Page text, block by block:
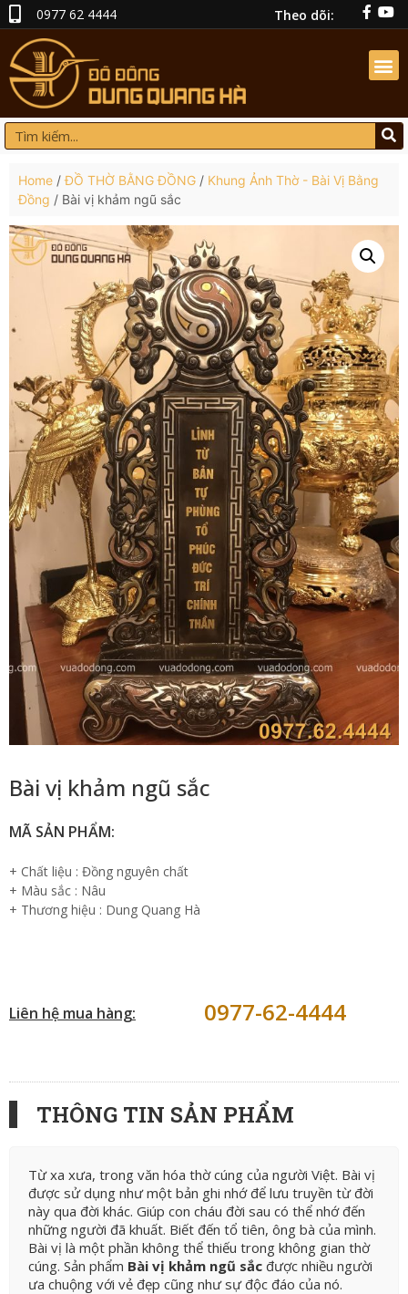
0977 62 4444 Theo dõi:
Home /ĐỒ THỜ BẰNG ĐỒNG / Khung Ảnh Thờ - Bài Vị Bằng
Đồng / Bài vị khảm ngũ sắc
Bài vị khảm ngũ sắc
MÃ SẢN PHẨM:
+ Chất liệu : Đồng nguyên chất
+ Màu sắc : Nâu
+ Thương hiệu : Dung Quang Hà
Liên hệ mua hàng: 0977-62-4444
THÔNG TIN SẢN PHẨM
Từ xa xưa, trong văn hóa thờ cúng của người Việt. Bài vị
được sử dụng như một bản ghi nhớ để lưu truyền từ đời
này qua đời khác. Giúp con cháu đời sau có thể nhớ đến
những người đã khuất. Biết đến tổ tiên, ông bà của mình.
Bài vị là một phần không thể thiếu trong không gian thờ
cúng. Sản phẩm Bài vị khảm ngũ sắc được nhiều người
ưa chuộng với vẻ đẹp cũng như sự độc đáo của nó.